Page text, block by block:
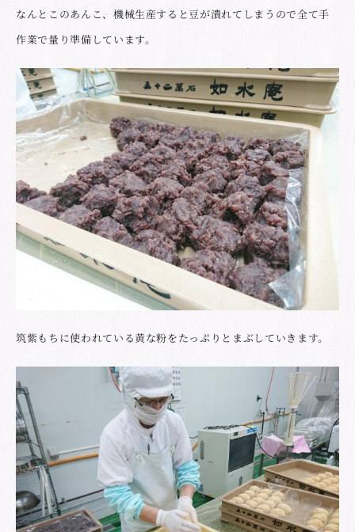
なんとこのあんこ、機械生産すると豆が潰れてしまうので全て手
作業で量り準備しています。
筑紫もちに使われている黄な粉をたっぷりとまぶしていきます。